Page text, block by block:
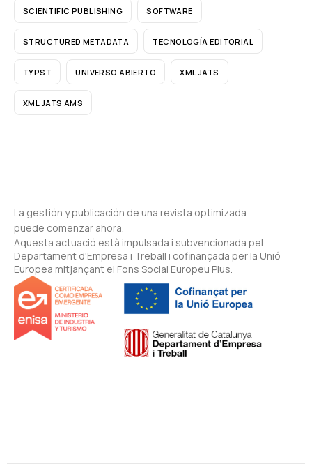
SCIENTIFIC PUBLISHING SOFTWARE
STRUCTURED METADATA TECNOLOGÍA EDITORIAL
TYPST UNIVERSO ABIERTO XML JATS
XML JATS AMS
La gestión y publicación de una revista optimizada
puede comenzar ahora.
Aquesta actuació està impulsada i subvencionada pel
Departament d'Empresa i Treball i cofinançada per la Unió
Europea mitjançant el Fons Social Europeu Plus.